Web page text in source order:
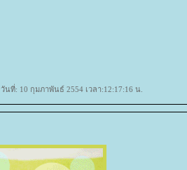
วันที่: 10 กุมภาพันธ์ 2554 เวลา:12:17:16 น.